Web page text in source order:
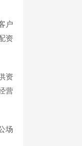
户
资
资
营
场